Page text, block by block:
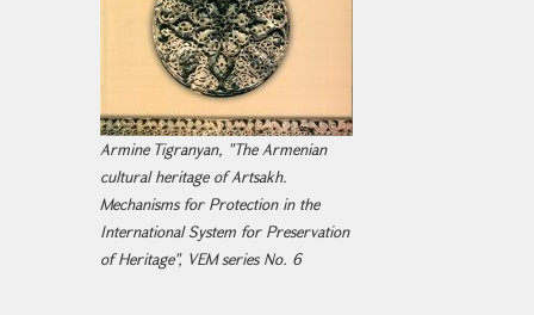
Armine Tigranyan, "The Armenian
cultural heritage of Artsakh.
Mechanisms for Protection in the
International System for Preservation
of Heritage", VEM series No. 6